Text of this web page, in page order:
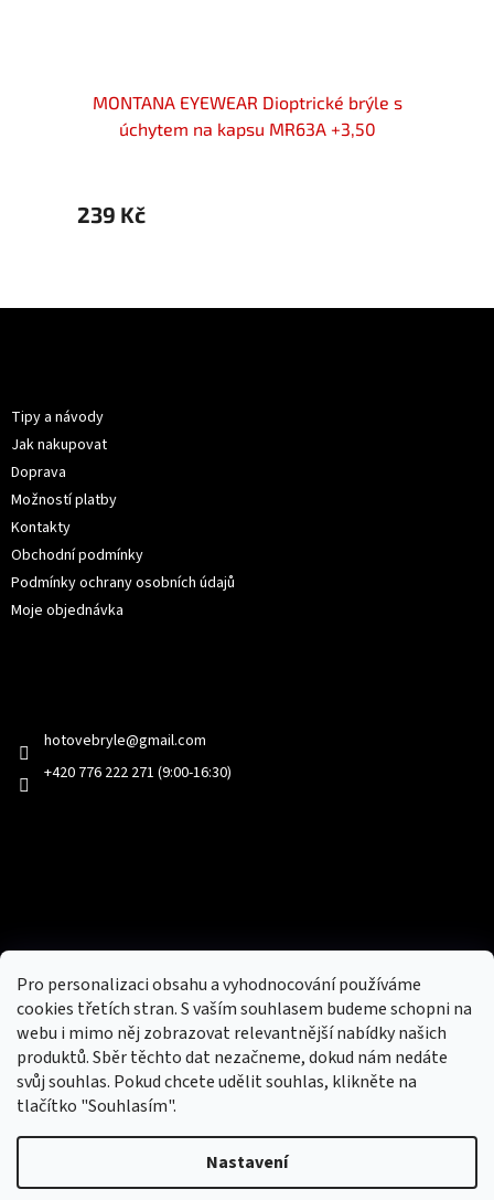
Pro personalizaci obsahu a vyhodnocování používáme
cookies třetích stran. S vaším souhlasem budeme schopni na
webu i mimo něj zobrazovat relevantnější nabídky našich
produktů. Sběr těchto dat nezačneme, dokud nám nedáte
svůj souhlas. Pokud chcete udělit souhlas, klikněte na
tlačítko "Souhlasím".
Nastavení
MONTANA EYEWEAR Dioptrické brýle s
úchytem na kapsu MR63A +3,50
239 Kč
Tipy a návody
Jak nakupovat
Doprava
Možností platby
Kontakty
Obchodní podmínky
Podmínky ochrany osobních údajů
Moje objednávka
hotovebryle@gmail.com
+420 776 222 271 (9:00-16:30)
Nový obchod s batohy, cestovními zavazadly, tašky a peněženky